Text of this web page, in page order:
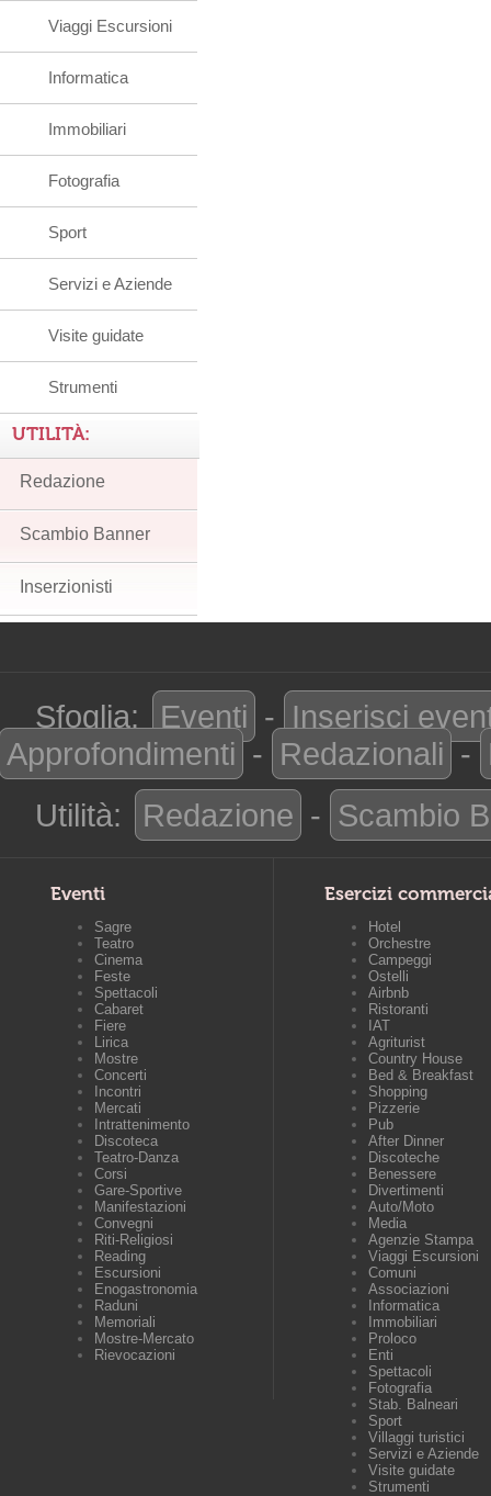
Viaggi Escursioni
Informatica
Immobiliari
Fotografia
Sport
Servizi e Aziende
Visite guidate
Strumenti
UTILITÀ:
Redazione
Scambio Banner
Inserzionisti
Sfoglia: Eventi - Inserisci
Approfondimenti - Redazionali -
Utilità:
Redazione - Scambio
Eventi
Sagre
Teatro
Cinema
Feste
Spettacoli
Cabaret
Fiere
Lirica
Mostre
Concerti
Incontri
Mercati
Intrattenimento
Discoteca
Teatro-Danza
Corsi
Gare-Sportive
Manifestazioni
Convegni
Riti-Religiosi
Reading
Escursioni
Enogastronomia
Raduni
Memoriali
Mostre-Mercato
Rievocazioni
Esercizi
Hotel
Orchestre
Campeggi
Ostelli
Airbnb
Ristoranti
IAT
Agriturist
Country House
Bed & Breakfast
Shopping
Pizzerie
Pub
After Dinner
Discoteche
Benessere
Divertimenti
Auto/Moto
Media
Agenzie Stampa
Viaggi Escursioni
Comuni
Associazioni
Informatica
Immobiliari
Proloco
Enti
Spettacoli
Fotografia
Stab. Balneari
Sport
Villaggi turistici
Servizi e Aziende
Visite guidate
Strumenti